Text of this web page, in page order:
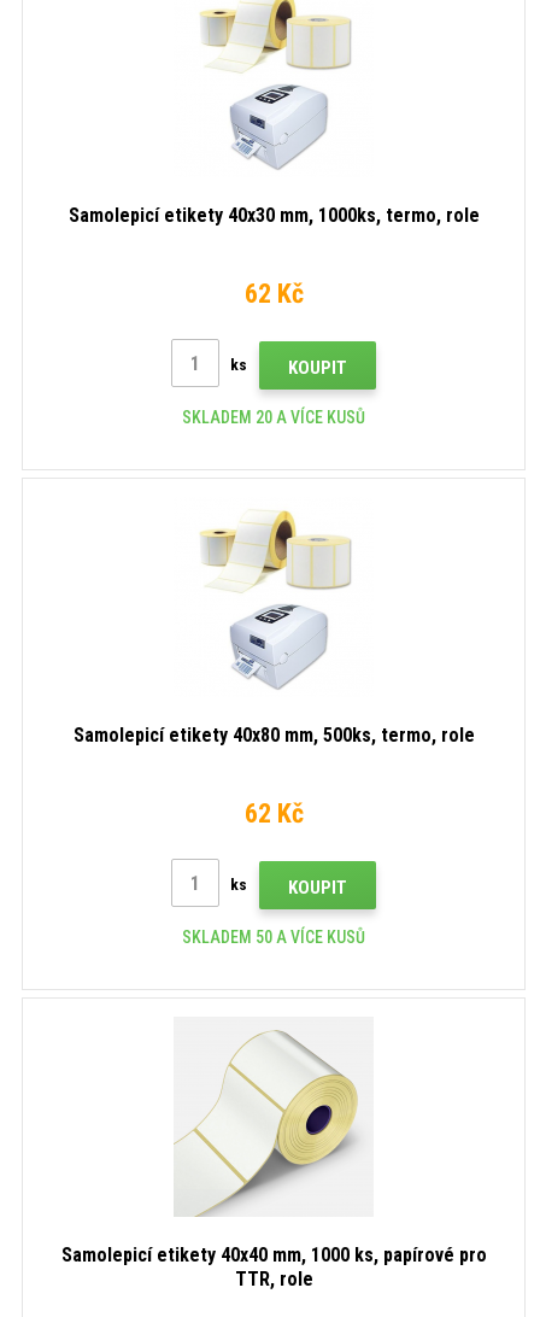
Samolepicí etikety 40x30 mm, 1000ks, termo, role
62 Kč
ks KOUPIT
SKLADEM 20 A VÍCE KUSŮ
Samolepicí etikety 40x80 mm, 500ks, termo, role
62 Kč
ks KOUPIT
SKLADEM 50 A VÍCE KUSŮ
Samolepicí etikety 40x40 mm, 1000 ks, papírové pro
TTR, role